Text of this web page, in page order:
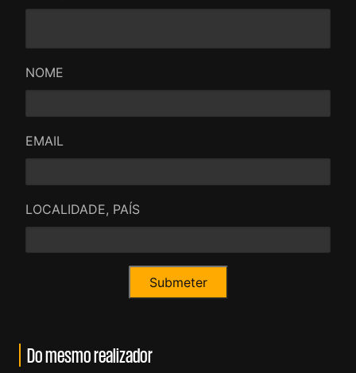
NOME
EMAIL
LOCALIDADE, PAÍS
Do mesmo realizador